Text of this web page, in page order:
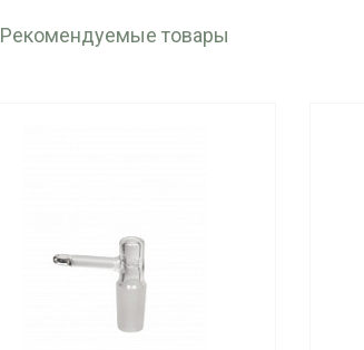
Рекомендуемые товары